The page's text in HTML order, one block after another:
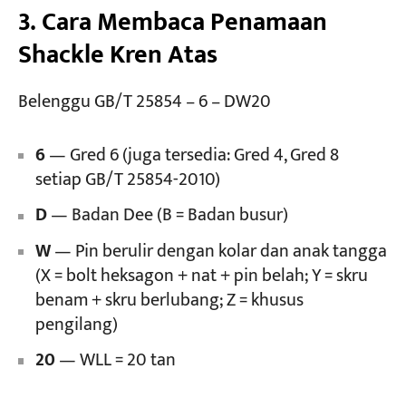
3. Cara Membaca Penamaan
Shackle Kren Atas
Belenggu GB/T 25854 – 6 – DW20
6— Gred 6 (juga tersedia: Gred 4, Gred 8
setiap GB/T 25854-2010)
D— Badan Dee (B = Badan busur)
W— Pin berulir dengan kolar dan anak tangga
(X = bolt heksagon + nat + pin belah; Y = skru
benam + skru berlubang; Z = khusus
pengilang)
20— WLL = 20 tan